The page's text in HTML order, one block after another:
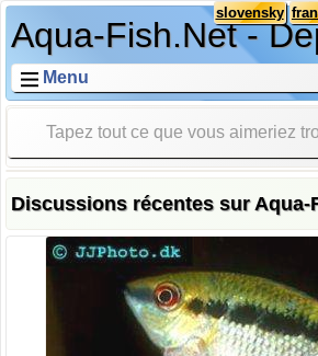
Aqua-Fish.Net -
slovensky
Menu
Discussions récentes sur Aqua-